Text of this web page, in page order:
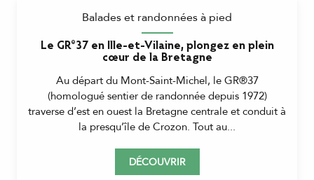
Balades et randonnées à pied
Le GR®37 en Ille-et-Vilaine, plongez en plein
cœur de la Bretagne
Au départ du Mont-Saint-Michel, le GR®37
(homologué sentier de randonnée depuis 1972)
traverse d’est en ouest la Bretagne centrale et conduit à
la presqu’île de Crozon. Tout au...
DÉCOUVRIR